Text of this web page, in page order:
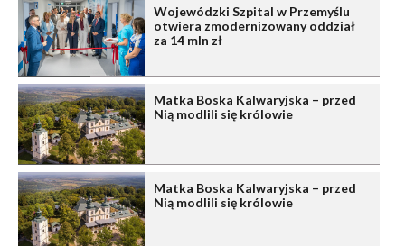
Wojewódzki Szpital w Przemyślu
otwiera zmodernizowany oddział
za 14 mln zł
Matka Boska Kalwaryjska – przed
Nią modlili się królowie
Matka Boska Kalwaryjska – przed
Nią modlili się królowie